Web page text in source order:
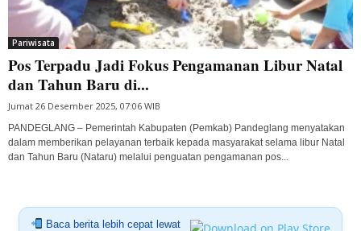
Pariwisata
Pos Terpadu Jadi Fokus Pengamanan Libur Natal
dan Tahun Baru di...
Jumat 26 Desember 2025, 07:06 WIB
PANDEGLANG – Pemerintah Kabupaten (Pemkab) Pandeglang menyatakan
dalam memberikan pelayanan terbaik kepada masyarakat selama libur Natal
dan Tahun Baru (Nataru) melalui penguatan pengamanan pos...
Baca berita lebih cepat lewat